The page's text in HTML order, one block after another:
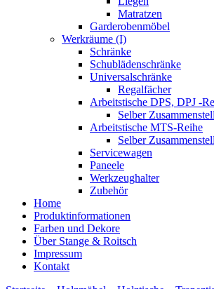
Matratzen
Garderobenmöbel
Werkräume (I)
Schränke
Schublädenschränke
Universalschränke
Regalfächer
Arbeitstische DPS, DPJ -
Selber
Arbeitstische MTS-Reihe
Selber
Servicewagen
Paneele
Werkzeughalter
Zubehör
Home
Produktinformationen
Farben und Dekore
Über Stange & Roitsch
Impressum
Kontakt